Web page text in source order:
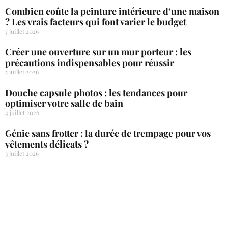
Combien coûte la peinture intérieure d’une maison
? Les vrais facteurs qui font varier le budget
7 juillet 2026
Créer une ouverture sur un mur porteur : les
précautions indispensables pour réussir
5 juillet 2026
Douche capsule photos : les tendances pour
optimiser votre salle de bain
4 juillet 2026
Génie sans frotter : la durée de trempage pour vos
vêtements délicats ?
3 juillet 2026